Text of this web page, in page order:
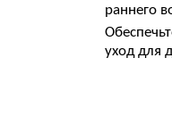
раннего
уход для